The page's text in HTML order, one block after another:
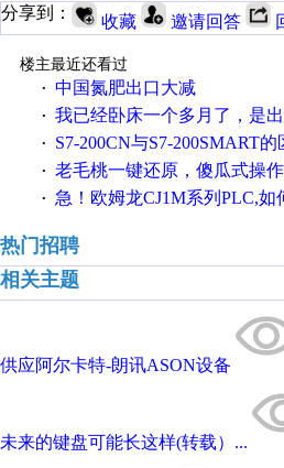
分享到： 收藏 邀请回答
楼主最近还看过
· 中国氮肥出口大减
· 我已经卧床一个多月了，是出去安装机械手在高速遭遇车祸所致:大家工作都要特
· S7-200CN与S7-200SMART的
· 老毛桃一键还原，傻瓜式操作一键轻松备份还原；程序为向导式安装，一键即可实现自动备份或还
· 急！欧姆龙CJ1M系列PLC,如何用时间控制变频器。要求时间在组态王中可以自由输入！拜托
热门招聘
相关主题
供应阿尔卡特-朗讯ASON设备
未来的键盘可能长这样(转载）...